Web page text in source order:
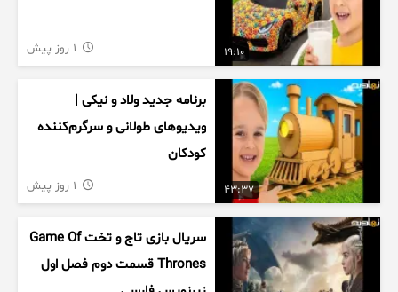
19:10
43:37
برنامه جدید ولاد و نیکی |
ویدیوهای طولانی و سرگرم‌کننده
کودکان
سریال بازی تاج و تخت Game Of
Thrones قسمت دوم فصل اول